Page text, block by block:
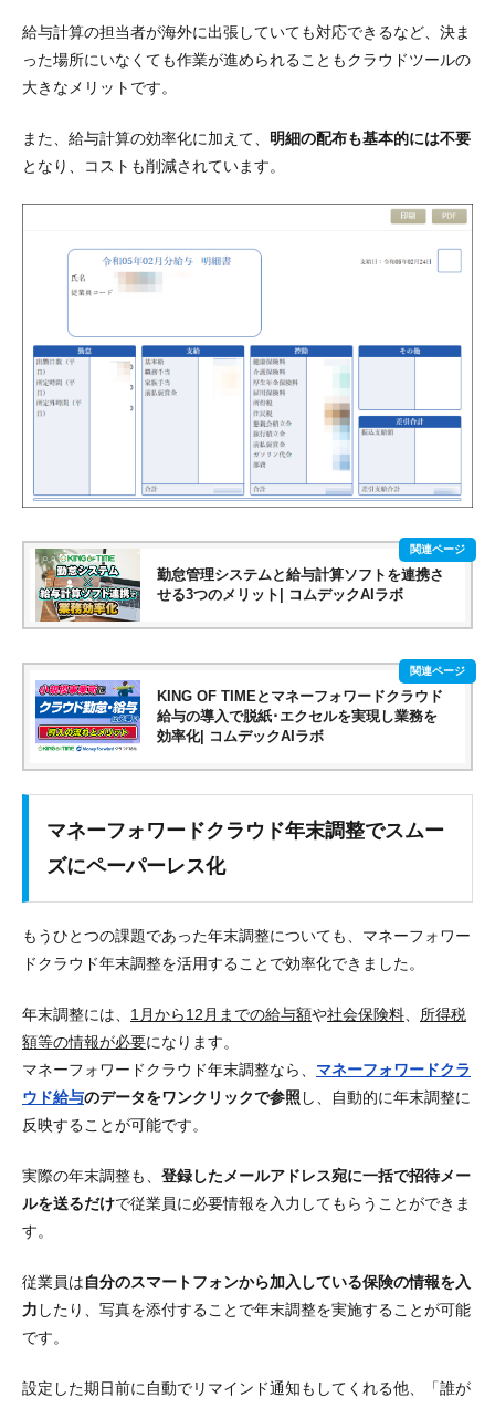
給与計算の担当者が海外に出張していても対応できるなど、 決ま
った場所にいなくても作業が進められることもクラウドツールの
大きなメリット です。
また、給与計算の効率化に加えて、 明細の配布も基本的には不要
となり、
コストも削減されています。
勤怠管理システムと給与計算ソフトを連携さ
せる3つのメリット| コムデックAIラボ
KING OF TIMEとマネーフォワードクラウド
給与の導入で脱紙･エクセルを実現し業務を
効率化| コムデックAIラボ
マネーフォワードクラウド年末調整でスムー
ズにペーパーレス化
もうひとつの課題であった年末調整についても、マネーフォワー
ドクラウド年末調整を活用することで効率化できました。
年末調整には、 1月から12月までの給与額や社会保険料
所得税
額等の情報が必要になります。
マネーフォワードクラウド年末調整なら、 マネーフォワードクラ
ウド給与のデータをワンクリックで参照 し、
自動的に年末調整に
反映することが可能です。
実際の年末調整も、 登録したメールアドレス宛に一括で招待メー
ルを送るだけで従業員に必要情報を入力してもらうことができま
す。
従業員は自分のスマートフォンから加入している保険の情報を入
力 したり、写真を添付することで年末調整を実施することが可能
です。
設定した期日前に自動でリマインド通知もしてくれる他、「誰が